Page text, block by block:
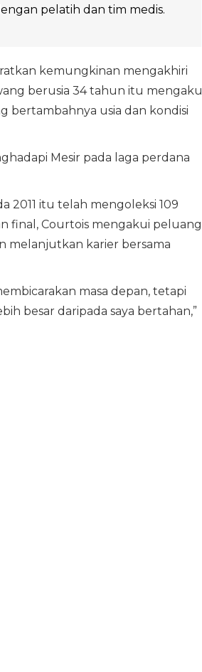
pelatih dan tim medis.
kemungkinan mengakhiri
berusia 34 tahun itu mengaku
bertambahnya usia dan kondisi
Mesir pada laga perdana
2011 itu telah mengoleksi 109
final, Courtois mengakui peluang
melanjutkan karier bersama
masa depan, tetapi
besar daripada saya bertahan,”